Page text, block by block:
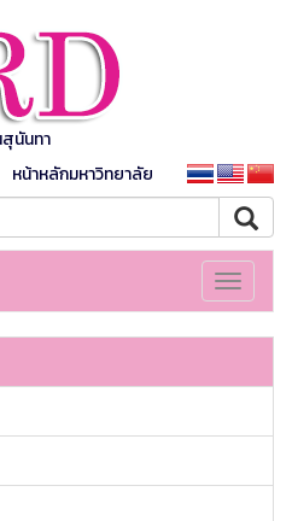
นันทา
หน้าหลักมหาวิทยาลัย
Toggle